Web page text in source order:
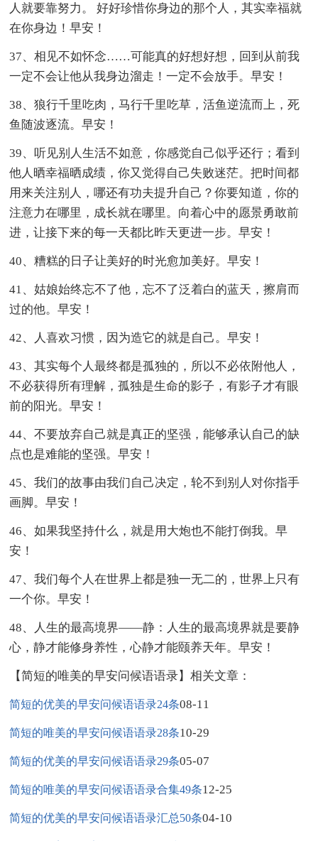
人就要靠努力。 好好珍惜你身边的那个人，其实幸福就
在你身边！早安！
37、相见不如怀念……可能真的好想好想，回到从前我
一定不会让他从我身边溜走！一定不会放手。早安！
38、狼行千里吃肉，马行千里吃草，活鱼逆流而上，死
鱼随波逐流。早安！
39、听见别人生活不如意，你感觉自己似乎还行；看到
他人晒幸福晒成绩，你又觉得自己失败迷茫。把时间都
用来关注别人，哪还有功夫提升自己？你要知道，你的
注意力在哪里，成长就在哪里。向着心中的愿景勇敢前
进，让接下来的每一天都比昨天更进一步。早安！
40、糟糕的日子让美好的时光愈加美好。早安！
41、姑娘始终忘不了他，忘不了泛着白的蓝天，擦肩而
过的他。早安！
42、人喜欢习惯，因为造它的就是自己。早安！
43、其实每个人最终都是孤独的，所以不必依附他人，
不必获得所有理解，孤独是生命的影子，有影子才有眼
前的阳光。早安！
44、不要放弃自己就是真正的坚强，能够承认自己的缺
点也是难能的坚强。早安！
45、我们的故事由我们自己决定，轮不到别人对你指手
画脚。早安！
46、如果我坚持什么，就是用大炮也不能打倒我。早
安！
47、我们每个人在世界上都是独一无二的，世界上只有
一个你。早安！
48、人生的最高境界——静：人生的最高境界就是要静
心，静才能修身养性，心静才能颐养天年。早安！
【简短的唯美的早安问候语语录】相关文章：
简短的优美的早安问候语语录24条08-11
简短的唯美的早安问候语语录28条10-29
简短的优美的早安问候语语录29条05-07
简短的唯美的早安问候语语录合集49条12-25
简短的优美的早安问候语语录汇总50条04-10